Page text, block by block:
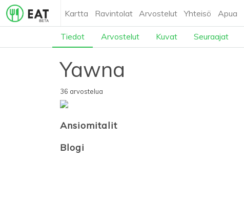
Kartta Ravintolat Arvostelut Yhteisö Apua
Tiedot Arvostelut Kuvat Seuraajat
Yawna
36 arvostelua
Ansiomitalit
Blogi